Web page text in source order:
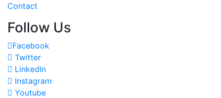
Contact
Follow Us
Facebook
Twitter
LinkedIn
Instagram
Youtube